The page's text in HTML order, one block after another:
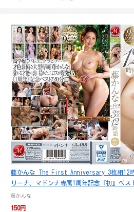
藤かんな The First Anniversary 3枚組12
リーナ、マドンナ専属1周年記念『初』ベス
藤かんな
150円